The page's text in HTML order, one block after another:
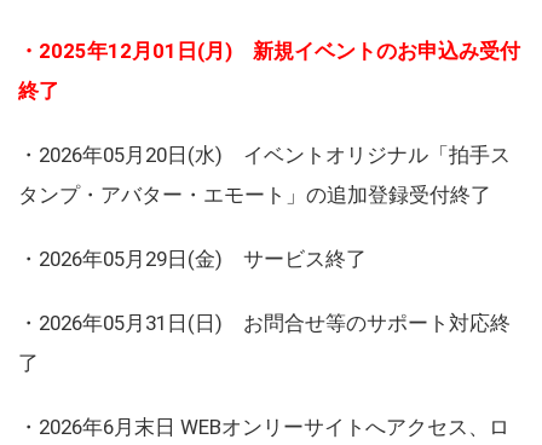
・2025年12月01日(月) 新規イベントのお申込み受付
終了
・2026年05月20日(水) イベントオリジナル「拍手ス
タンプ・アバター・エモート」の追加登録受付終了
・2026年05月29日(金) サービス終了
・2026年05月31日(日) お問合せ等のサポート対応終
了
・2026年6月末日 WEBオンリーサイトへアクセス、ロ